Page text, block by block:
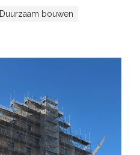
Duurzaam bouwen